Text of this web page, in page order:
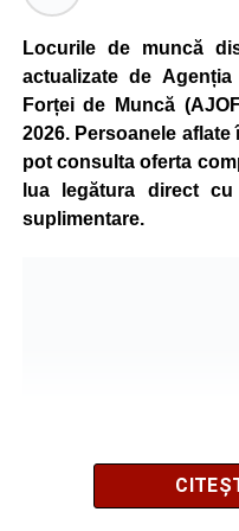
Kronospan se numără
energie electrică din
energetic este acoperită
realizată cu ajutorul
de cogenerare.
Reprezentanții
colaborarea cu
energetic pentru a
Ultimele știri din
Locurile de muncă
actualizate de
Forței de Muncă
2026. Persoanele
pot consulta oferta
lua legătura direct
suplimentare.